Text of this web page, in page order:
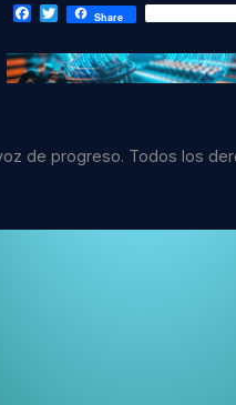
Facebook
Twitter
Share
de progreso. Todos los